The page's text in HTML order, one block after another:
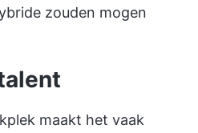
zouden mogen
maakt het vaak